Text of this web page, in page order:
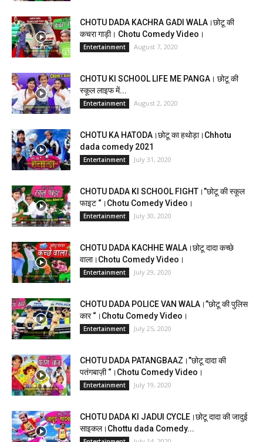
CHOTU DADA KACHRA GADI WALA।छोटू की
कचरा गाड़ी। Chotu Comedy Video।
Entertainment August 7, 2020
CHOTU KI SCHOOL LIFE ME PANGA। छोटू की
स्कूल लाइफ में...
Entertainment August 2, 2020
CHOTU KA HATODA।छोटू का हथोड़ा।Chhotu
dada comedy 2021
Entertainment July 31, 2020
CHOTU DADA KI SCHOOL FIGHT।”छोटू की स्कूल
फाइट “।Chotu Comedy Video।
Entertainment July 30, 2020
CHOTU DADA KACHHE WALA।छोटू दादा कच्छे
वाला।Chotu Comedy Video।
Entertainment July 29, 2020
CHOTU DADA POLICE VAN WALA।”छोटू की पुलिस
कार “।Chotu Comedy Video।
Entertainment July 25, 2020
CHOTU DADA PATANGBAAZ।”छोटू दादा की
पतंगबाज़ी “।Chotu Comedy Video।
Entertainment July 19, 2020
CHOTU DADA KI JADUI CYCLE।छोटू दादा की जादुई
साइकल।Chottu dada Comedy...